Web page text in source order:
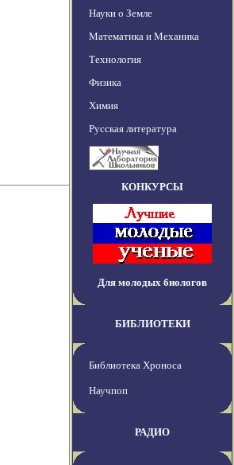
Науки о Земле
Математика и Механика
Технология
Физика
Химия
Русская литература
КОНКУРСЫ
Для молодых биологов
БИБЛИОТЕКИ
Библиотека Хроноса
Научпоп
РАДИО